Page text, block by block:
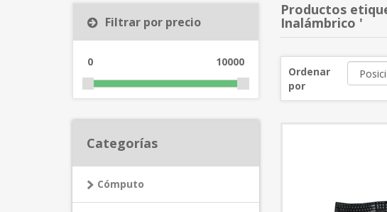
Filtrar por precio
0 10000
Categorías
Cómputo
Productos
Inalámbrico '
Ordenar
por